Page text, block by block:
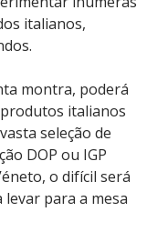
italianos,
montra, poderá
italianos
seleção de
DOP ou IGP
o difícil será
levar para a mesa